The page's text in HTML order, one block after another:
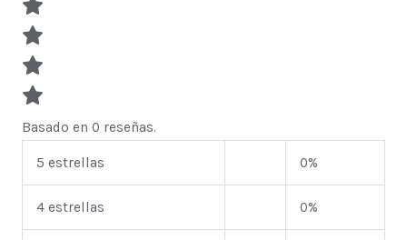
Basado en 0 reseñas.
5 estrellas 0%
4 estrellas 0%